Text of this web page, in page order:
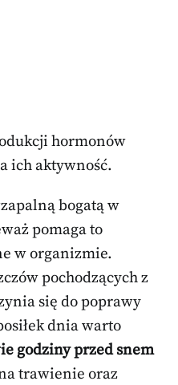
hormonów
ich aktywność.
bogatą w
pomaga to
w organizmie.
pochodzących z
się do poprawy
dnia warto
godziny przed snem
trawienie oraz